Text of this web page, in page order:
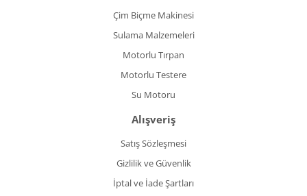
Çim Biçme Makinesi
Sulama Malzemeleri
Motorlu Tırpan
Motorlu Testere
Su Motoru
Alışveriş
Satış Sözleşmesi
Gizlilik ve Güvenlik
İptal ve İade Şartları